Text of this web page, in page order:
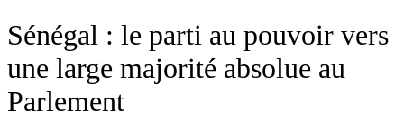
Sénégal : le parti au pouvoir vers
une large majorité absolue au
Parlement